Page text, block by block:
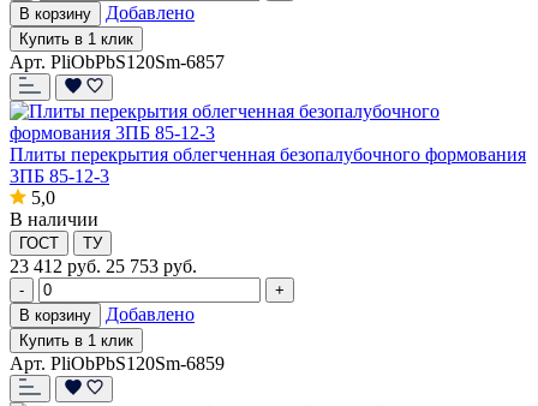
В корзину
Добавлено
Купить в 1 клик
Арт. PliObPbS120Sm-6857
Плиты перекрытия облегченная безопалубочного формования
3ПБ 85-12-3
5,0
В наличии
ГОСТ ТУ
23 412 руб. 25 753 руб.
-
+
В корзину
Добавлено
Купить в 1 клик
Арт. PliObPbS120Sm-6859